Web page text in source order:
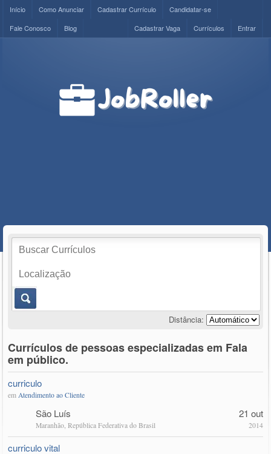
Início Como Anunciar Cadastrar Currículo
Candidatar-se
Fale Conosco
Blog Entrar
Currículos
Cadastrar Vaga
Distância:
Currículos de pessoas especializadas em Fala
em público.
curriculo
em Atendimento ao Cliente
São Luís
Maranhão, República Federativa do Brasil
21 out
2014
curriculo vital